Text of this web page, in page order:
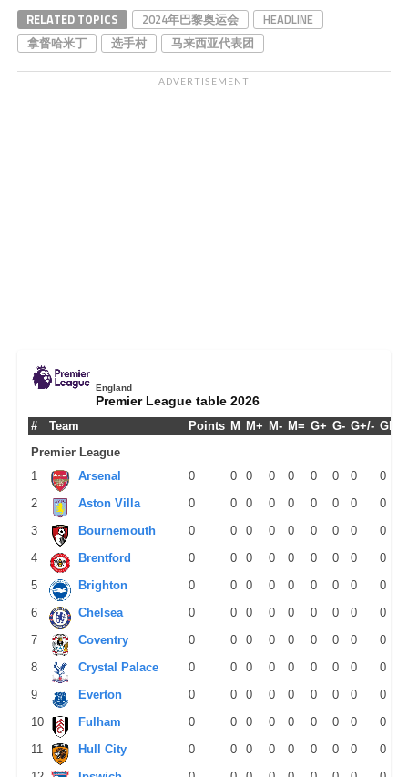
RELATED TOPICS 2024年巴黎奥运会
HEADLINE
拿督哈米丁
选手村 马来西亚代表团
ADVERTISEMENT
England
Premier League table 2026
# Team Points M M+ M- M= G+ G- G+/- GPM
Premier League
1
Arsenal 0 0 0 0 0 0 0 0
0
2
Aston Villa 0 0 0 0 0 0 0 0
0
3
Bournemouth 0 0 0 0 0 0 0 0
0
4
Brentford 0 0 0 0 0 0 0 0
0
5
Brighton 0 0 0 0 0 0 0 0
0
6
Chelsea 0 0 0 0 0 0 0 0
0
7
Coventry 0 0 0 0 0 0 0 0
0
8
Crystal Palace 0 0 0 0 0 0 0 0
0
9
Everton 0 0 0 0 0 0 0 0
0
10
Fulham 0 0 0 0 0 0 0 0
0
11
Hull City 0 0 0 0 0 0 0 0
0